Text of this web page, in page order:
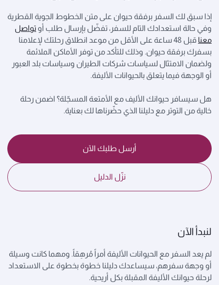
إذا سبق لك السفر برفقة حيوان على متن الخطوط الجوية القطرية
وفي حالة استعدادك التام للسفر، تفضّل بإرسال طلب أو تواصل
معنا
قبل 48 ساعة على الأقل من موعد انطلاق رحلتك لإعلامنا
بسفرك برفقة حيوان. وذلك للتأكد من توفر الأماكن الملائمة
ولضمان الامتثال لسياسات شركات الطيران وسياسات بلد العبور
أو الوجهة فيما يتعلق بالحيوانات الأليفة.
هل سيسافر حيوانك الأليف مع الأمتعة المسجّلة؟ اضمن رحلة
خالية من التوتر مع دليلنا الذي حضّرناها لك بعناية.
أرسل طلبك الآن
نزّل الدليل
لنبدأ الآن
لم يعد السفر مع الحيوانات الأليفة أمراً مُرهِقاً. ومهما كانت وسيلة
أو وجهة سفرهم، سيساعدك دليلنا خطوة بخطوة على الاستعداد
لرحلة حيوانك الأليفة المقبلة بكل أريحية.